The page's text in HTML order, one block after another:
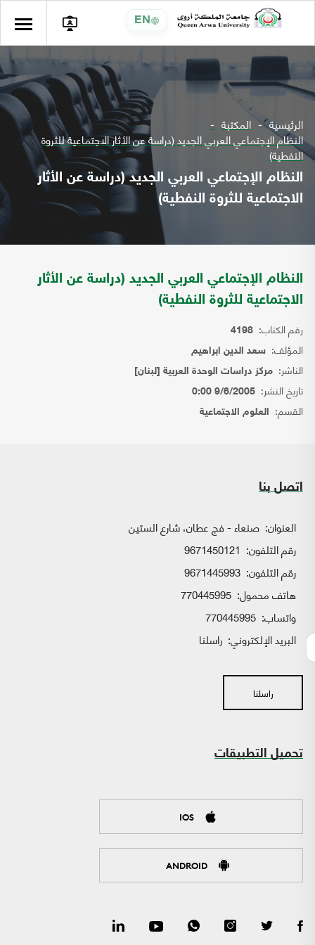
EN
الرئيسية المكتبة
النظام الإجتماعي العربي الجديد (دراسة عن الأثار الاجتماعية للثروة
النفطية)
النظام الإجتماعي العربي الجديد (دراسة عن الأثار
الاجتماعية للثروة النفطية)
النظام الإجتماعي العربي الجديد (دراسة عن الأثار
الاجتماعية للثروة النفطية)
رقم الكتاب: 4198
المؤلف: سعد الدين ابراهيم
الناشر: مركز دراسات الوحدة العربية [لبنان]
تاريخ النشر: 9/6/2005 0:00
القسم: العلوم الاجتماعية
اتصل بنا
العنوان: صنعاء - فج عطان، شارع الستين
رقم التلفون: 9671450121
رقم التلفون: 9671445993
هاتف محمول: 770445995
واتساب:
البريد الإلكتروني: راسلنا
راسلنا
تحميل التطبيقات
IOS
ANDROID